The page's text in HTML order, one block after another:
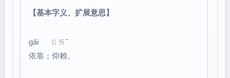
【基本字义、扩展意思】
gǎi ㄍㄞˇ
依靠；仰赖。